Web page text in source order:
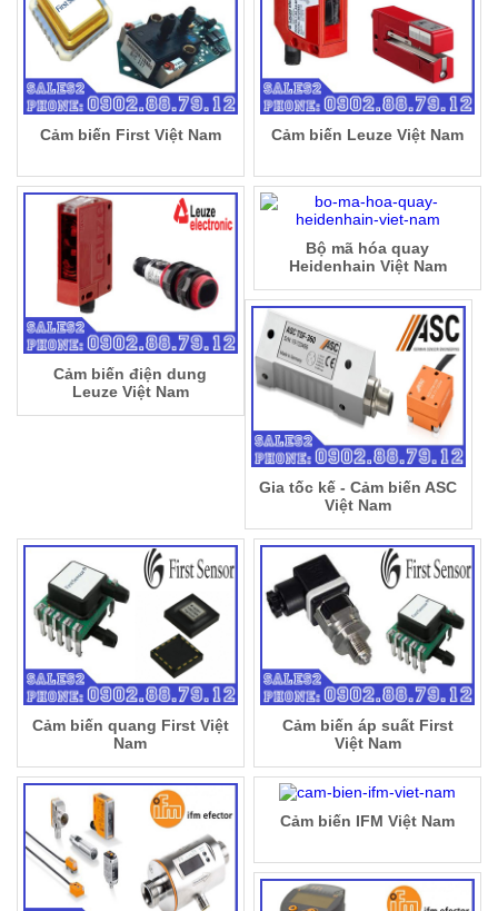
Cảm biến First Việt Nam Cảm biến Leuze Việt Nam
Cảm biến điện dung
Leuze Việt Nam
Bộ mã hóa quay
Heidenhain Việt Nam
Gia tốc kế - Cảm biến ASC
Việt Nam
Cảm biến áp suất First
Việt Nam
Cảm biến quang First Việt
Nam
Cảm biến IFM Việt Nam